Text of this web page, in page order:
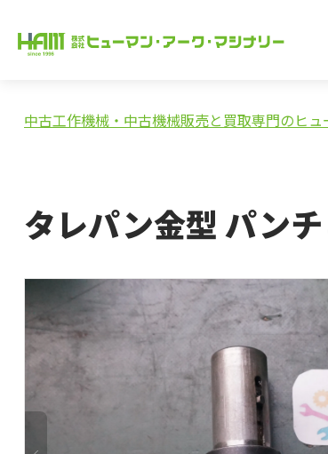
中古工作機械・中古機械販売と買取専門のヒ
タレパン金型 パン